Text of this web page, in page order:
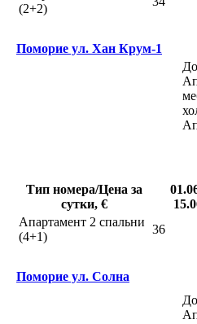
(2+2)
Поморие ул. Хан Крум-1
Тип номера/Цена за
сутки, €
Апартамент 2 спальни
(4+1)
36
Поморие ул. Солна